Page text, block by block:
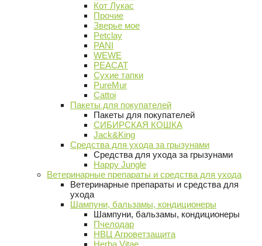
Кот Лукас
Прочие
Зверье мое
Petclay
PANI
WEWE
PEACAT
Сухие тапки
PureMur
Cattoi
Пакеты для покупателей
Пакеты для покупателей
СИБИРСКАЯ КОШКА
Jack&King
Средства для ухода за грызунами
Средства для ухода за грызунами
Happy Jungle
Ветеринарные препараты и средства для ухода
Ветеринарные препараты и средства для
ухода
Шампуни, бальзамы, кондиционеры
Шампуни, бальзамы, кондиционеры
Пчелодар
НВЦ Агроветзащита
Herba Vitae